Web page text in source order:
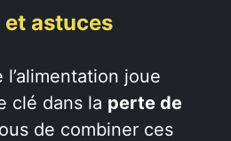
astuces
l’alimentation joue
clé dans la perte de
de combiner ces